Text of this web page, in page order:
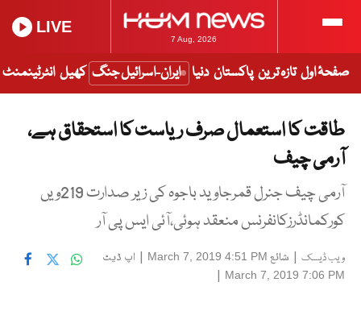
7 Aug, 2026
LIVE
صفحۂ اول تازہ ترین پاکستان دنیا ایران-اسرائیل جنگ کھیل انٹرٹینمنٹ
طاقت کا استعمال صرف ریاست کا استحقاق ہے،
آرمی چیف
آرمی چیف جنرل قمرجاوید باجوہ کی زیر صدارت 219ویں
کورکمانڈرزکانفرنس منعقد ہوئی،آئی ایس پی آر
ویب ڈیسک | شائع March 7, 2019 4:51 PM
| اپ ڈیٹ
March 7, 2019 7:06 PM
|